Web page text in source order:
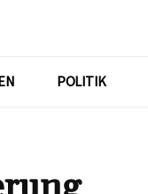
POLITIK